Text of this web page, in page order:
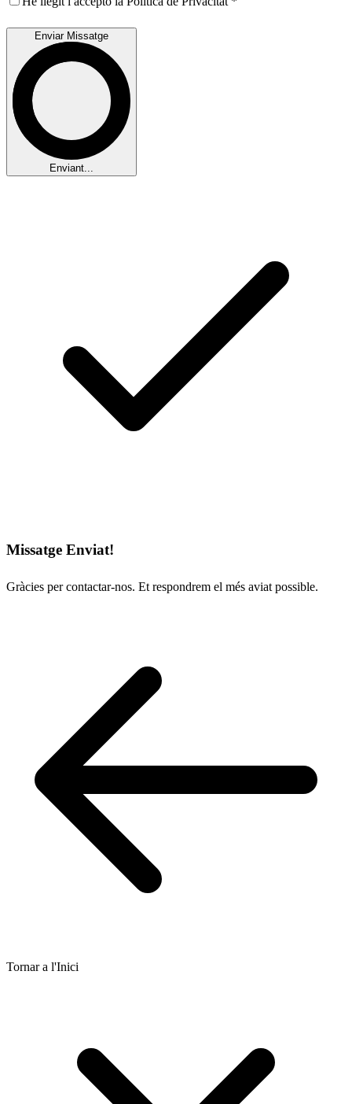
Enviar Missatge
Enviant...
Missatge Enviat!
Gràcies per contactar-nos. Et respondrem el més aviat possible.
Tornar a l'Inici